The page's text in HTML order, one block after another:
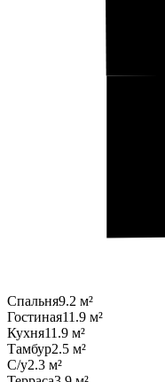
Спальня9.2 м²
Гостиная11.9 м²
Кухня11.9 м²
Тамбур2.5 м²
С/у2.3 м²